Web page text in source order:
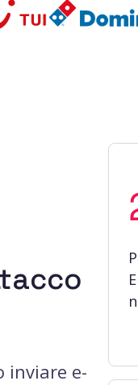
inviare e-